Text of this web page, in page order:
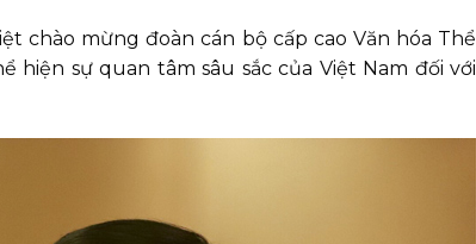
chào mừng đoàn cán bộ cấp cao Văn hóa Thể
hiện sự quan tâm sâu sắc của Việt Nam đối với